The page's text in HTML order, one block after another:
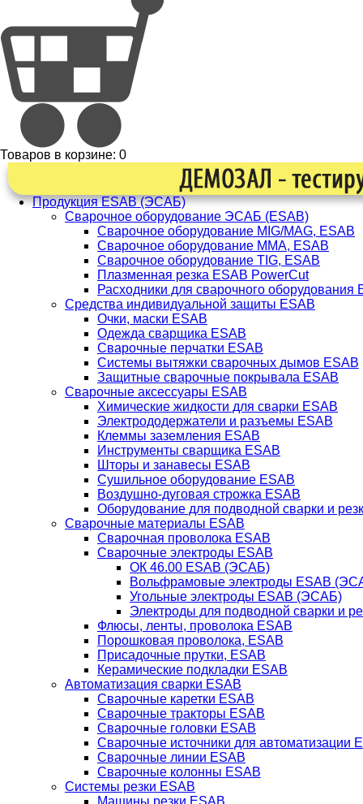
Товаров в корзине: 0
Продукция ESAB (ЭСАБ)
Сварочное оборудование ЭСАБ (ESAB)
Сварочное оборудование MIG/MAG, ESAB
Сварочное оборудование ММА, ESAB
Сварочное оборудование TIG, ESAB
Плазменная резка ESAB PowerCut
Расходники для сварочного оборудования
Средства индивидуальной защиты ESAB
Очки, маски ESAB
Одежда сварщика ESAB
Сварочные перчатки ESAB
Системы вытяжки сварочных дымов ESAB
Защитные сварочные покрывала ESAB
Сварочные аксессуары ESAB
Химические жидкости для сварки ESAB
Электрододержатели и разъемы ESAB
Клеммы заземления ESAB
Инструменты сварщика ESAB
Шторы и занавесы ESAB
Сушильное оборудование ESAB
Воздушно-дуговая строжка ESAB
Оборудование для подводной сварки и
Сварочные материалы ESAB
Сварочная проволока ESAB
Сварочные электроды ESAB
ОК 46.00 ESAB (ЭСАБ)
Вольфрамовые электроды ESAB
Угольные электроды ESAB (ЭСАБ)
Электроды для подводной сварки и
Флюсы, ленты, проволока ESAB
Порошковая проволока, ESAB
Присадочные прутки, ESAB
Керамические подкладки ESAB
Автоматизация сварки ESAB
Сварочные каретки ESAB
Сварочные тракторы ESAB
Сварочные головки ESAB
Сварочные источники для автоматизации
Сварочные линии ESAB
Сварочные колонны ESAB
Системы резки ESAB
Машины резки ESAB